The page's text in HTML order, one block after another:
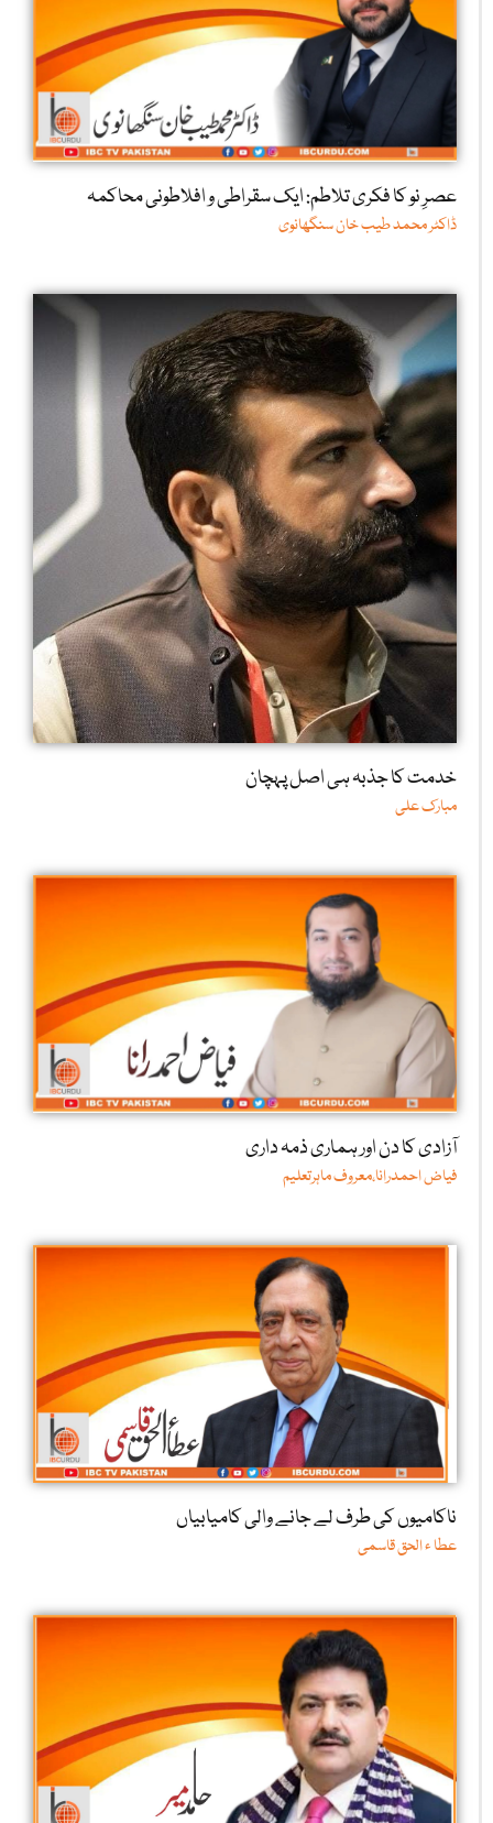
عصرِ نو کا فکری تلاطم: ایک سقراطی و افلاطونی محاکمہ
ڈاکٹر محمد طیب خان سنگھانوی
خدمت کا جذبہ ہی اصل پہچان
مبارک علی
آزادی کا دن اور ہماری ذمہ داری
فیاض احمدرانا،معروف ماہرتعلیم
ناکامیوں کی طرف لے جانے والی کامیابیاں
عطا ء الحق قاسمی